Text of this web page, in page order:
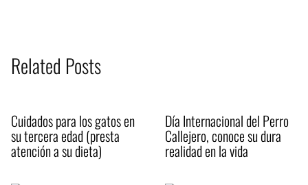
Related Posts
Cuidados para los gatos en
su tercera edad (presta
atención a su dieta)
Día Internacional del Perro
Callejero, conoce su dura
realidad en la vida